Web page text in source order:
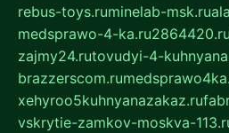
rebus-toys.ruminelab-msk.ru
medsprawo-4-ka.ru2864420.ru
zajmy24.rutovudyi-4-
brazzerscom.ru
xehyroo5kuhnyanazakaz.ru
vskrytie-zamkov-moskva-